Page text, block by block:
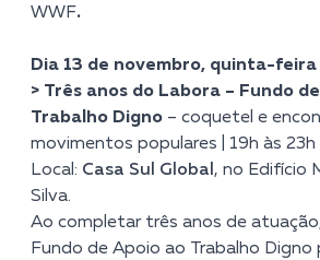
WWF.
Dia 13 de novembro, quinta-feira
> Três anos do Labora – Fundo
Trabalho Digno – coquetel e
movimentos populares | 19h às 23h
Local: Casa Sul Global , no Edifício
Silva.
Ao completar três anos de
Fundo de Apoio ao Trabalho Digno